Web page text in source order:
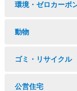
環境・ゼロカーボ
動物
ゴミ・リサイクル
公営住宅